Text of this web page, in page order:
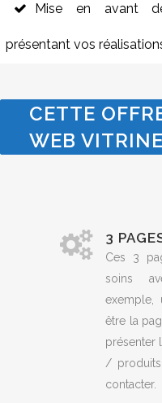
Mise en avant
présentant vos
CETTE
WEB
3
Ces 3
soins
exemple,
être la
présenter
/
contacter.